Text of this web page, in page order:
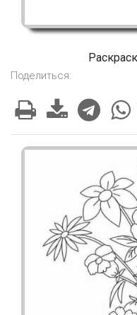
Поделиться: